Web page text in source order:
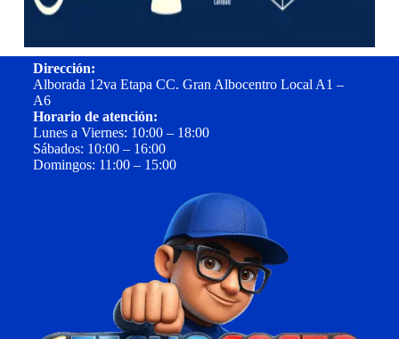
Dirección:
Alborada 12va Etapa CC. Gran Albocentro Local A1 –
A6
Horario de atención:
Lunes a Viernes: 10:00 – 18:00
Sábados: 10:00 – 16:00
Domingos: 11:00 – 15:00